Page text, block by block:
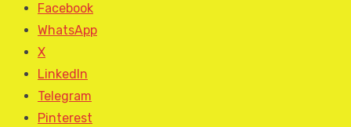
Facebook
WhatsApp
X
LinkedIn
Telegram
Pinterest